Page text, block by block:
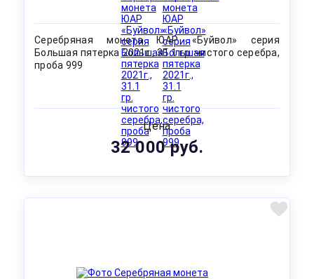
Серебряная монета ЮАР «Буйвол» серия
Большая пятерка 2021г., 31.1 гр. чистого серебра,
проба 999
Цена
32 000 руб.